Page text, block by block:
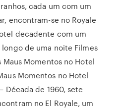
cada um com um
encontram-se no Royale
decadente com um
de uma noite Filmes
Momentos no Hotel
Momentos no Hotel
Década de 1960, sete
no El Royale, um